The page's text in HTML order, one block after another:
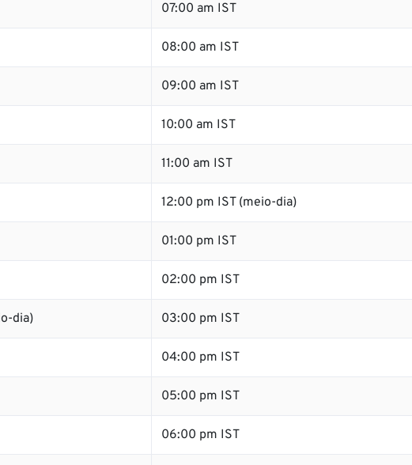
07:00 am IST
08:00 am IST
09:00 am IST
10:00 am IST
11:00 am IST
12:00 pm IST (meio-dia)
01:00 pm IST
02:00 pm IST
dia) 03:00 pm IST
04:00 pm IST
05:00 pm IST
06:00 pm IST